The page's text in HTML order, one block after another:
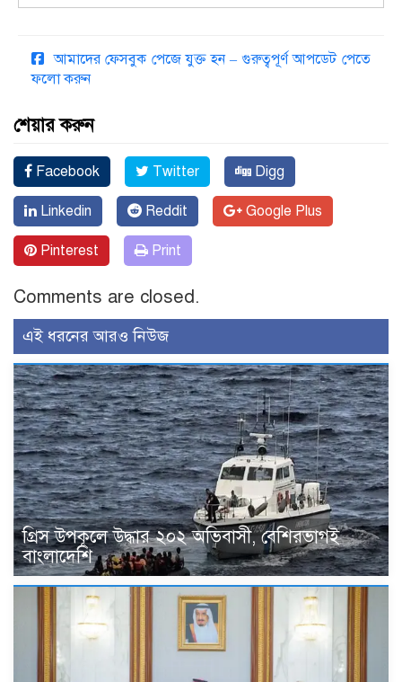
আমাদের ফেসবুক পেজে যুক্ত হন – গুরুত্বপূর্ণ আপডেট পেতে
ফলো করুন
শেয়ার করুন
Facebook Twitter Digg
Linkedin Reddit Google Plus
Pinterest Print
Comments are closed.
এই ধরনের আরও নিউজ
গ্রিস উপকূলে উদ্ধার ২০২ অভিবাসী, বেশিরভাগই
বাংলাদেশি